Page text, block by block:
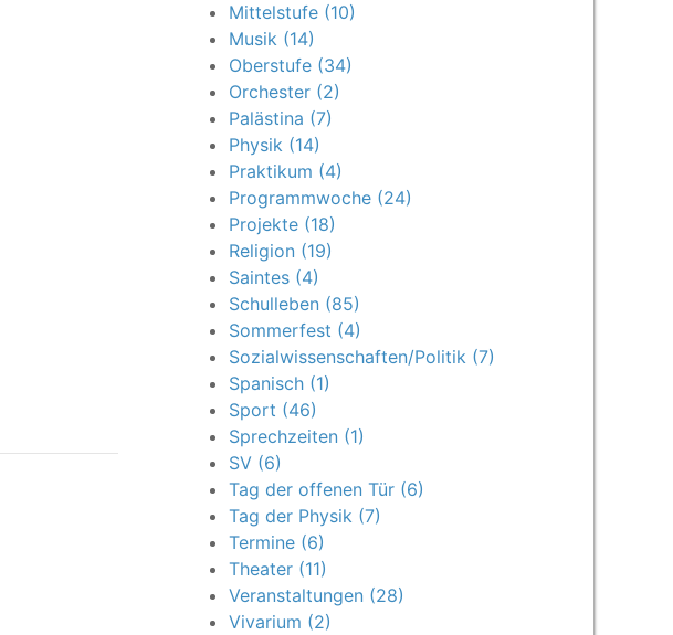
Mittelstufe (10)
Musik (14)
Oberstufe (34)
Orchester (2)
Palästina (7)
Physik (14)
Praktikum (4)
Programmwoche (24)
Projekte (18)
Religion (19)
Saintes (4)
Schulleben (85)
Sommerfest (4)
Sozialwissenschaften/Politik (7)
Spanisch (1)
Sport (46)
Sprechzeiten (1)
SV (6)
Tag der offenen Tür (6)
Tag der Physik (7)
Termine (6)
Theater (11)
Veranstaltungen (28)
Vivarium (2)